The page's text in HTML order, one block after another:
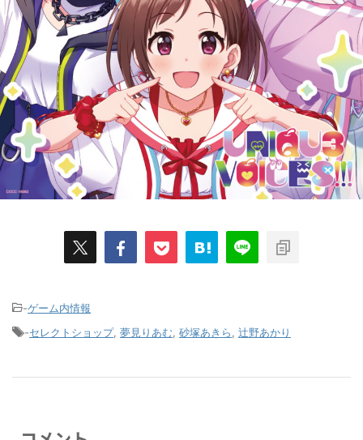
-ゲーム内情報
-セレクトショップ, 夢見りあむ 砂塚あきら 辻野あかり